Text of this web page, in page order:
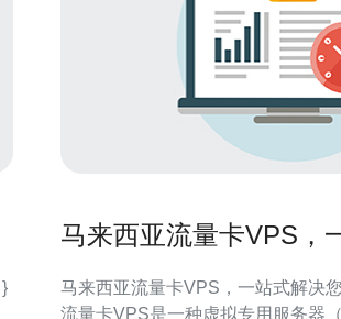
马来西亚流量卡VPS，
马来西亚流量卡VPS，一站式解决您的网
流量卡VPS是一种虚拟专用服务器